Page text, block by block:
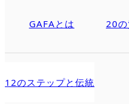
GAFAとは 20の
12のステップと伝統